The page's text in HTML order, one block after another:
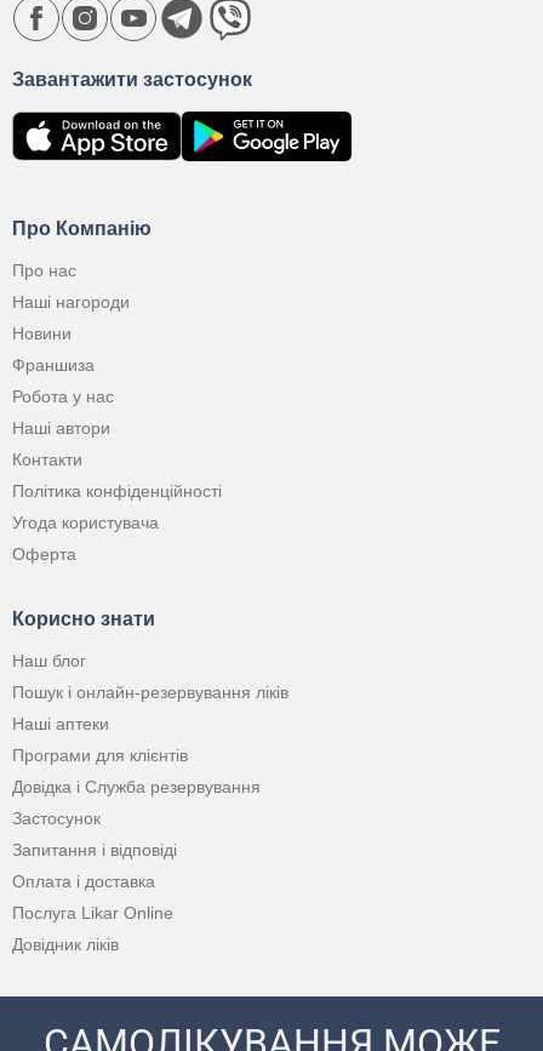
Про Компанію
Про нас
Наші нагороди
Новини
Франшиза
Робота у нас
Наші автори
Контакти
Політика конфіденційності
Угода користувача
Оферта
Корисно знати
Наш блог
Пошук і онлайн-резервування ліків
Наші аптеки
Програми для клієнтів
Довідка і Служба резервування
Застосунок
Запитання і відповіді
Оплата і доставка
Послуга Likar Online
Довідник ліків
Завантажити застосунок